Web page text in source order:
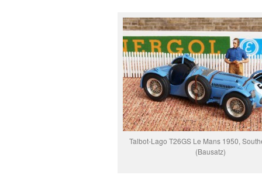
Talbot-Lago T26GS Le Mans 1950,
(Bausatz)